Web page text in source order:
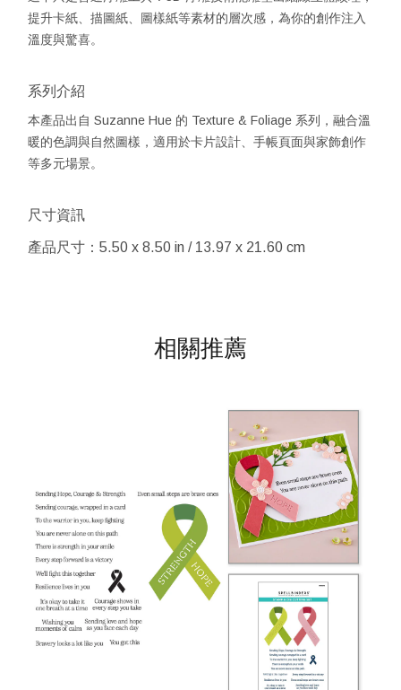
提升卡紙、描圖紙、圖樣紙等素材的層次感，為你的創作注入
溫度與驚喜。
系列介紹
本產品出自 Suzanne Hue 的 Texture & Foliage 系列，融合溫
暖的色調與自然圖樣，適用於卡片設計、手帳頁面與家飾創作
等多元場景。
尺寸資訊
產品尺寸：5.50 x 8.50 in / 13.97 x 21.60 cm
相關推薦